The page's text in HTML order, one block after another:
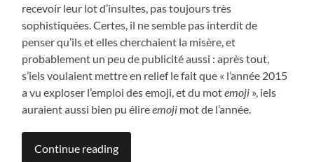
recevoir leur lot d’insultes, pas toujours très
sophistiquées. Certes, il ne semble pas interdit de
penser qu’ils et elles cherchaient la misère, et
probablement un peu de publicité aussi : après tout,
s’iels voulaient mettre en relief le fait que « l’année 2015
a vu exploser l’emploi des emoji, et du motemoji », iels
auraient aussi bien pu élireemoji mot de l’année.
Continue reading